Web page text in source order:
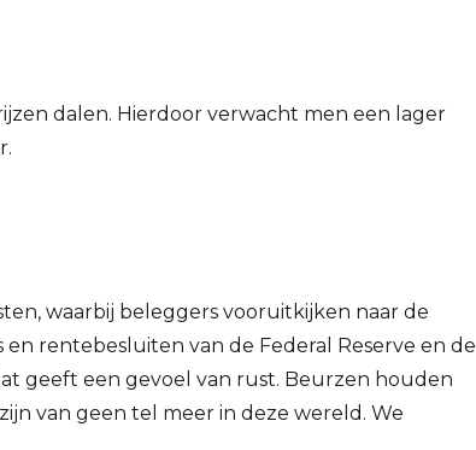
dalen. Hierdoor verwacht men een lager
waarbij beleggers vooruitkijken naar de
rentebesluiten van de Federal Reserve en de
geeft een gevoel van rust. Beurzen houden
van geen tel meer in deze wereld. We